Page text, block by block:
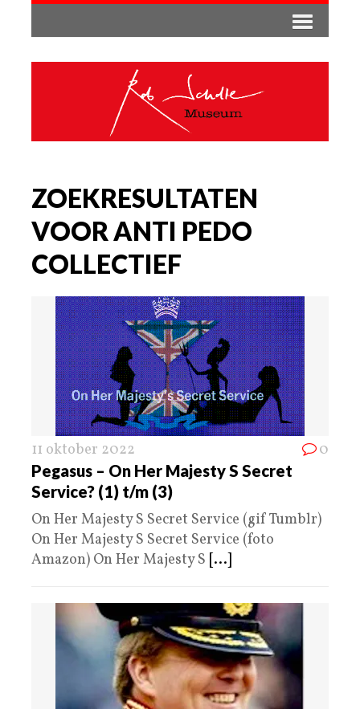
ZOEKRESULTATEN
VOOR ANTI PEDO
COLLECTIEF
11 oktober 2022 0
Pegasus – On Her Majesty S Secret
Service? (1) t/m (3)
On Her Majesty S Secret Service (gif Tumblr)
On Her Majesty S Secret Service (foto
Amazon) On Her Majesty S [...]